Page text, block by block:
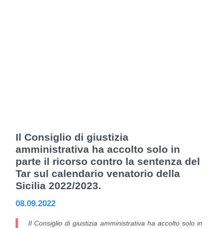
Il Consiglio di giustizia
amministrativa ha accolto solo in
parte il ricorso contro la sentenza del
Tar sul calendario venatorio della
Sicilia 2022/2023.
08.09.2022
Il Consiglio di giustizia amministrativa ha accolto solo in